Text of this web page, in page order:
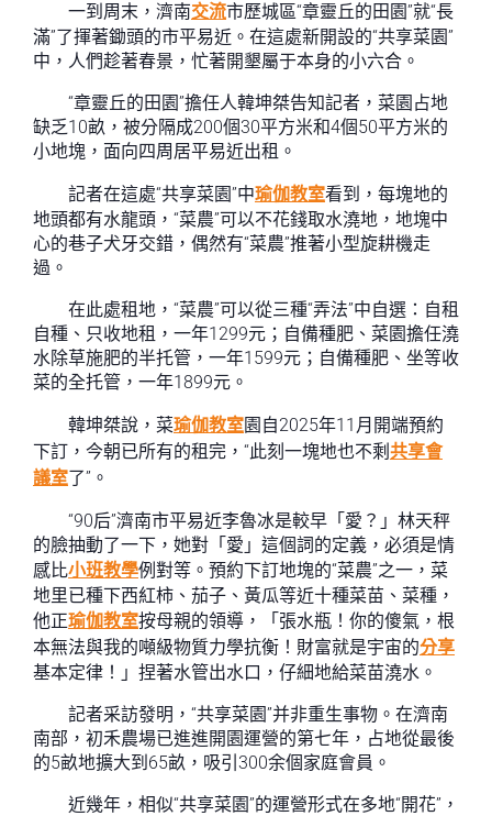
一到周末，濟南交流市歷城區“章靈丘的田園”就“長
滿”了揮著鋤頭的市平易近。在這處新開設的“共享菜園”
中，人們趁著春景，忙著開墾屬于本身的小六合。
“章靈丘的田園”擔任人韓坤桀告知記者，菜園占地
缺乏10畝，被分隔成200個30平方米和4個50平方米的
小地塊，面向四周居平易近出租。
記者在這處“共享菜園”中瑜伽教室看到，每塊地的
地頭都有水龍頭，“菜農”可以不花錢取水澆地，地塊中
心的巷子犬牙交錯，偶然有“菜農”推著小型旋耕機走
過。
在此處租地，“菜農”可以從三種“弄法”中自選：自租
自種、只收地租，一年1299元；自備種肥、菜園擔任澆
水除草施肥的半托管，一年1599元；自備種肥、坐等收
菜的全托管，一年1899元。
韓坤桀說，菜瑜伽教室園自2025年11月開端預約
下訂，今朝已所有的租完，“此刻一塊地也不剩共享會
議室了”。
“90后”濟南市平易近李魯冰是較早「愛？」林天秤
的臉抽動了一下，她對「愛」這個詞的定義，必須是情
感比小班教學例對等。預約下訂地塊的“菜農”之一，菜
地里已種下西紅柿、茄子、黃瓜等近十種菜苗、菜種，
他正瑜伽教室按母親的領導，「張水瓶！你的傻氣，根
本無法與我的噸級物質力學抗衡！財富就是宇宙的分享
基本定律！」捏著水管出水口，仔細地給菜苗澆水。
記者采訪發明，“共享菜園”并非重生事物。在濟南
南部，初禾農場已進進開園運營的第七年，占地從最後
的5畝地擴大到65畝，吸引300余個家庭會員。
近幾年，相似“共享菜園”的運營形式在多地“開花”，